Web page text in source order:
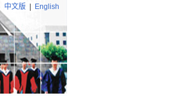
中文版 English